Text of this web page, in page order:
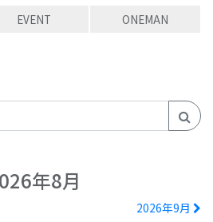
EVENT
ONEMAN
年8月
2026年9月